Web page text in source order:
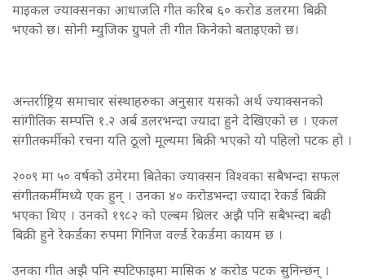
माइकल ज्याक्सनका आधाजति गीत करिब ६० करोड डलरमा बिक्री
भएको छ। सोनी म्युजिक ग्रुपले ती गीत किनेको बताइएको छ।
अन्तर्राष्ट्रिय समाचार संस्थाहरुका अनुसार यसको अर्थ ज्याक्सनको
सांगीतिक सम्पत्ति १.२ अर्ब डलरभन्दा ज्यादा हुने देखिएको छ । एकल
संगीतकर्मीको रचना यति ठूलो मूल्यमा बिक्री भएको यो पहिलो पटक हो ।
२००९ मा ५० वर्षको उमेरमा बितेका ज्याक्सन विश्वका सबैभन्दा सफल
संगीतकर्मीमध्ये एक हुन् । उनका ४० करोडभन्दा ज्यादा रेकर्ड बिक्री
भएका थिए । उनको १९८२ को एल्बम थ्रिलर अझै पनि सबैभन्दा बढी
बिक्री हुने रेकर्डका रुपमा गिनिज वर्ल्ड रेकर्डमा कायम छ ।
उनका गीत अझै पनि स्पटिफाइमा मासिक ४ करोड पटक सुनिन्छन् ।